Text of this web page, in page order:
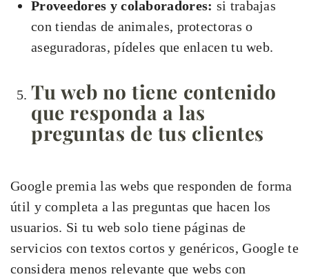
Proveedores y colaboradores: si trabajas
con tiendas de animales, protectoras o
aseguradoras, pídeles que enlacen tu web.
Tu web no tiene contenido
que responda a las
preguntas de tus clientes
Google premia las webs que responden de forma
útil y completa a las preguntas que hacen los
usuarios. Si tu web solo tiene páginas de
servicios con textos cortos y genéricos, Google te
considera menos relevante que webs con